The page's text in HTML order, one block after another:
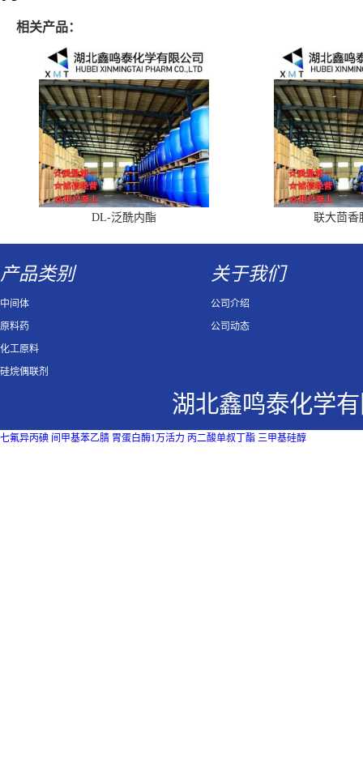
相关产品：
DL-泛酰内酯 联大茴香
产品类别
中间体
原料药
化工原料
硅烷偶联剂
关于我们
公司介绍
公司动态
湖北鑫鸣泰化学
七氟异丙碘 间甲基苯乙腈 胃蛋白酶1万活力 丙二酸单叔丁酯 三甲基硅醇